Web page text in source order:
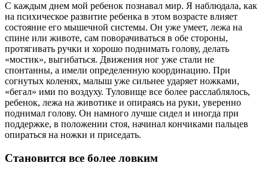
С каждым днем мой ребенок познавал мир. Я наблюдала, как
на психическое развитие ребенка в этом возрасте влияет
состояние его мышечной системы. Он уже умеет, лежа на
спине или животе, сам поворачиваться в обе стороны,
протягивать ручки и хорошо поднимать голову, делать
«мостик», выгибаться. Движения ног уже стали не
спонтанны, а имели определенную координацию. При
согнутых коленях, малыш уже сильнее ударяет ножками,
«бегал» ими по воздуху. Туловище все более расслаблялось,
ребенок, лежа на животике и опираясь на руки, уверенно
поднимал голову. Он намного лучше сидел и иногда при
поддержке, в положении стоя, начинал кончиками пальцев
опираться на ножки и приседать.
Становится все более ловким